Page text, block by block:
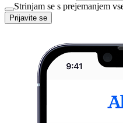
Strinjam se s prejemanjem
Prijavite se